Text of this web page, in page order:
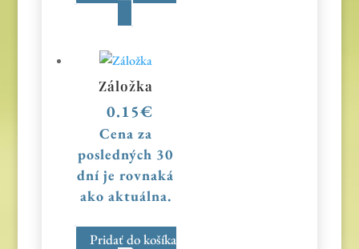
Záložka
0.15€
Cena za
posledných 30
dní je rovnaká
ako aktuálna.
Pridať do košíka